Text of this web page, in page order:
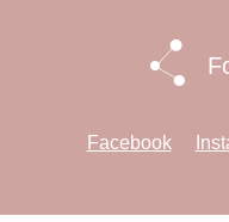
Facebook